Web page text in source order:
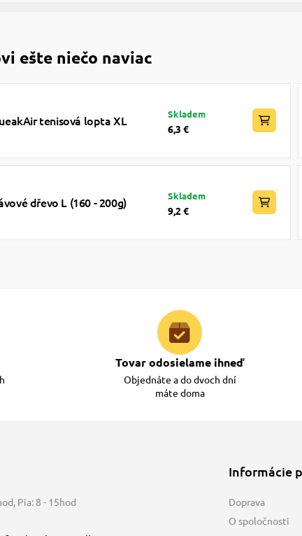
ešte niečo naviac
tenisová lopta XL Skladem
6,3 €
dřevo L (160 - 200g) Skladem
9,2 €
Tovar odosielame ihneď
Objednáte a do dvoch dní
máte doma
, Pia: 8 - 15hod
Informácie
Doprava
O spoločnosti